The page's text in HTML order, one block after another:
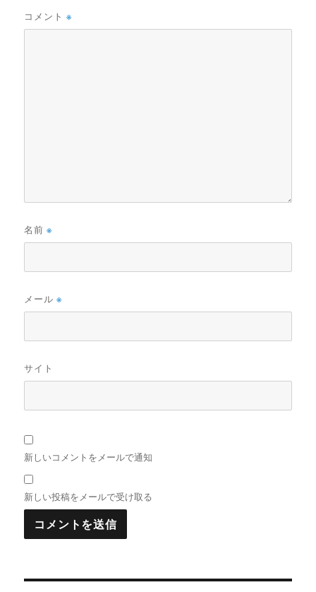
コメント※
名前※
メール※
サイト
新しいコメントをメールで通知
新しい投稿をメールで受け取る